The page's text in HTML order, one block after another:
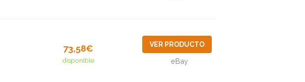
73,58€
disponible
VER PRODUCTO
eBay